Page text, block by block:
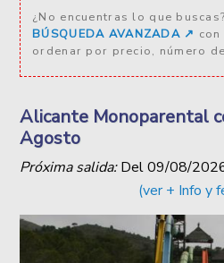
¿No encuentras lo que
BÚSQUEDA AVANZADA ↗️
ordenar por precio, número
Alicante Monoparental
Agosto
Próxima salida:Del09/08/
(ver + Info y